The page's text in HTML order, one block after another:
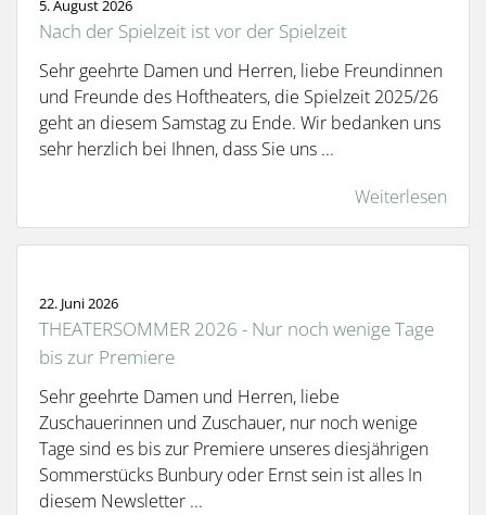
5. August 2026
Nach der Spielzeit ist vor der Spielzeit
Sehr geehrte Damen und Herren, liebe Freundinnen
und Freunde des Hoftheaters, die Spielzeit 2025/26
geht an diesem Samstag zu Ende. Wir bedanken uns
sehr herzlich bei Ihnen, dass Sie uns ...
Weiterlesen
22. Juni 2026
THEATERSOMMER 2026 - Nur noch wenige Tage
bis zur Premiere
Sehr geehrte Damen und Herren, liebe
Zuschauerinnen und Zuschauer, nur noch wenige
Tage sind es bis zur Premiere unseres diesjährigen
Sommerstücks Bunbury oder Ernst sein ist alles In
diesem Newsletter ...